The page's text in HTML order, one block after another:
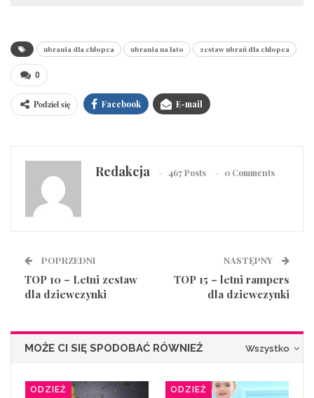
ubrania dla chłopca ubrania na lato zestaw ubrań dla chłopca
0
Podziel się Facebook E-mail
Redakcja 467 Posts 0 Comments
POPRZEDNI
TOP 10 – Letni zestaw
dla dziewczynki
NASTĘPNY
TOP 15 – letni rampers
dla dziewczynki
Wszystko
MOŻE CI SIĘ SPODOBAĆ RÓWNIEŻ
ODZIEŻ ODZIEŻ